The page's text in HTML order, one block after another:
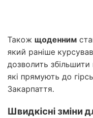
Також щоденним
який раніше
дозволить збільшити
які прямують до
Закарпаття.
Швидкісні зміни